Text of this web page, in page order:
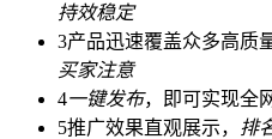
持效稳定
3产品迅速覆盖众多高质
买家注意
4一键发布，即可实现全
5推广效果直观展示， 排